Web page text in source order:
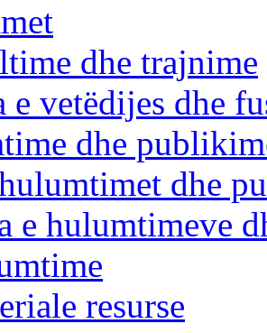
dhe trajnime
vetëdijes dhe
dhe
dhe
e hulumtimeve
resurse